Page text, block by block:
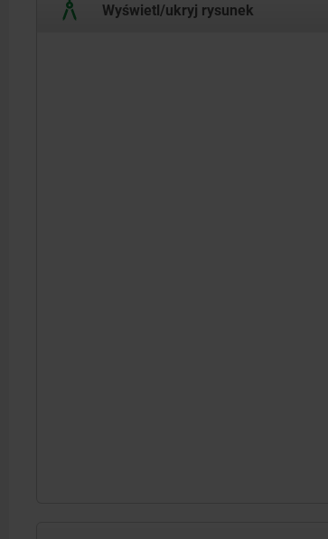
Wyświetl/ukryj rysunek